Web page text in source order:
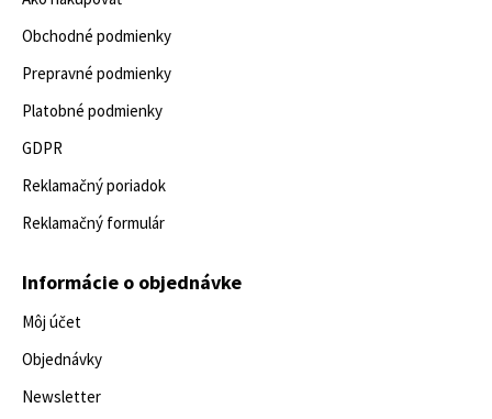
Obchodné podmienky
Prepravné podmienky
Platobné podmienky
GDPR
Reklamačný poriadok
Reklamačný formulár
Informácie o objednávke
Môj účet
Objednávky
Newsletter